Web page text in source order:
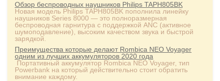
Обзор беспроводных наушников Philips TAPH805BK
Новая модель Philips TAPH805BK пополнила линейку
наушников Series 8000 — это полноразмерная
беспроводная гарнитура с поддержкой ANC (активное
шумоподавление), высоким качеством звука и быстрой
зарядкой.
Преимущества которые делают Rombica NEO Voyager
одним из лучших аккумуляторов 2020 года
Портативный аккумулятор Rombica NEO Voyager, тип
Powerbank на который действительно стоит обратить
внимание каждому.